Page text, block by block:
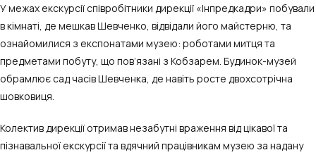
У межах екскурсії співробітники дирекції «Інпредкадри» побували
в кімнаті, де мешкав Шевченко, відвідали його майстерню, та
ознайомилися з експонатами музею: роботами митця та
предметами побуту, що пов’язані з Кобзарем. Будинок-музей
обрамлює сад часів Шевченка, де навіть росте двохсотрічна
шовковиця.
Колектив дирекції отримав незабутні враження від цікавої та
пізнавальної екскурсії та вдячний працівникам музею за надану